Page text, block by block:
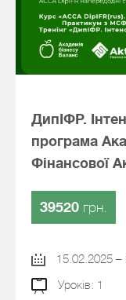
ДипІФР.
програма
Фінансової
39520 грн.
15.02.2025 –
Уроків: 1